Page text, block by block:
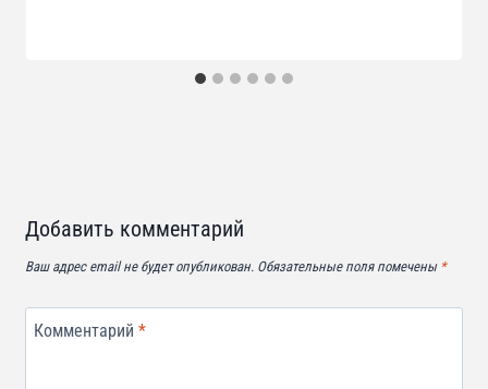
Добавить комментарий
Ваш адрес email не будет опубликован. Обязательные поля помечены *
Комментарий *